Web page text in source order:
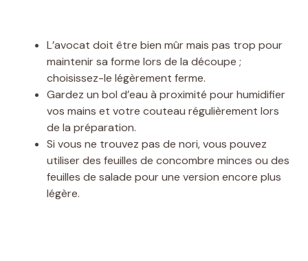
L’avocat doit être bien mûr mais pas trop pour
maintenir sa forme lors de la découpe ;
choisissez-le légèrement ferme.
Gardez un bol d’eau à proximité pour humidifier
vos mains et votre couteau régulièrement lors
de la préparation.
Si vous ne trouvez pas de nori, vous pouvez
utiliser des feuilles de concombre minces ou des
feuilles de salade pour une version encore plus
légère.